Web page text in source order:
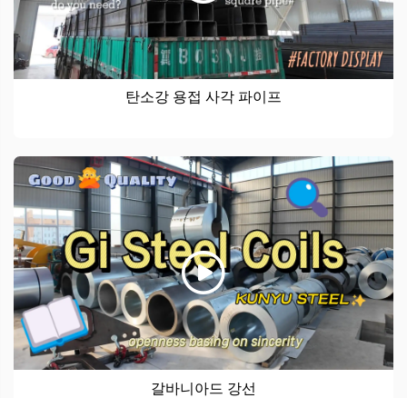
탄소강 용접 사각 파이프
갈바니아드 강선